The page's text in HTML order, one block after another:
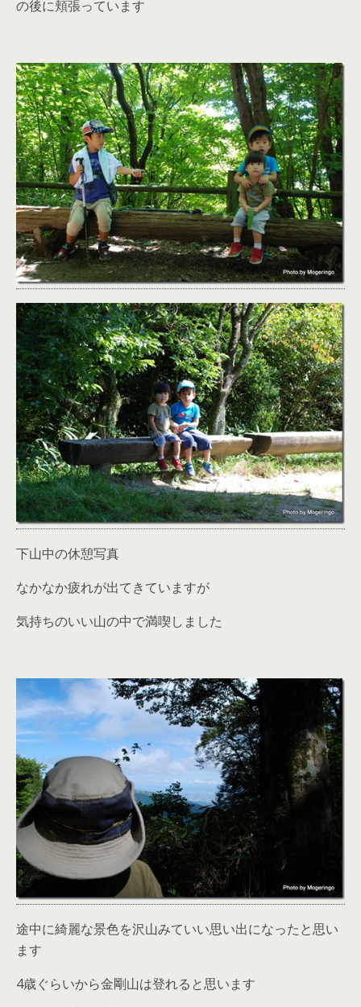
の後に頬張っています
下山中の休憩写真
なかなか疲れが出てきていますが
気持ちのいい山の中で満喫しました
途中に綺麗な景色を沢山みていい思い出になったと思い
ます
4歳ぐらいから金剛山は登れると思います